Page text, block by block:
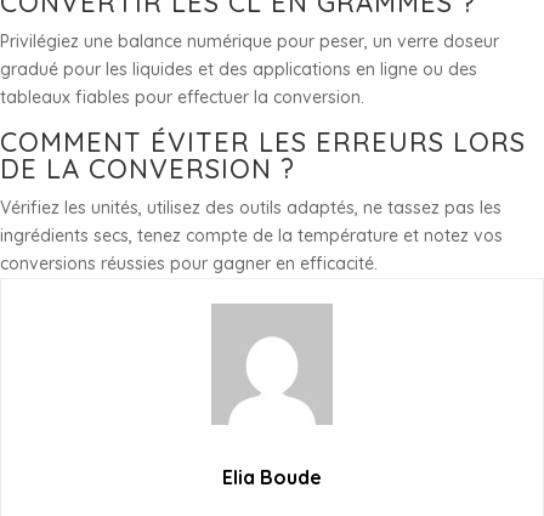
Privilégiez une balance numérique pour peser, un verre doseur
gradué pour les liquides et des applications en ligne ou des
tableaux fiables pour effectuer la conversion.
COMMENT ÉVITER LES ERREURS LORS
DE LA CONVERSION ?
Vérifiez les unités, utilisez des outils adaptés, ne tassez pas les
ingrédients secs, tenez compte de la température et notez vos
conversions réussies pour gagner en efficacité.
Elia Boude